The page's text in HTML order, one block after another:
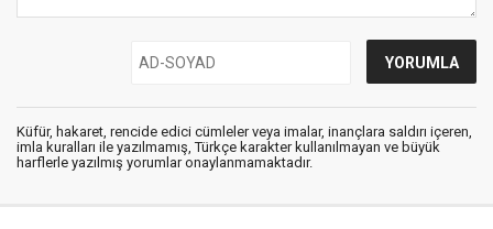
Küfür, hakaret, rencide edici cümleler veya imalar, inançlara saldırı içeren,
imla kuralları ile yazılmamış, Türkçe karakter kullanılmayan ve büyük
harflerle yazılmış yorumlar onaylanmamaktadır.